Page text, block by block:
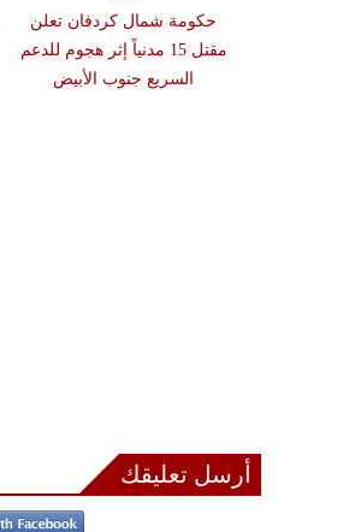
حكومة شمال كردفان تعلن
مقتل 15 مدنياً إثر هجوم للدعم
السريع جنوب الأبيض
أرسل تعليقك